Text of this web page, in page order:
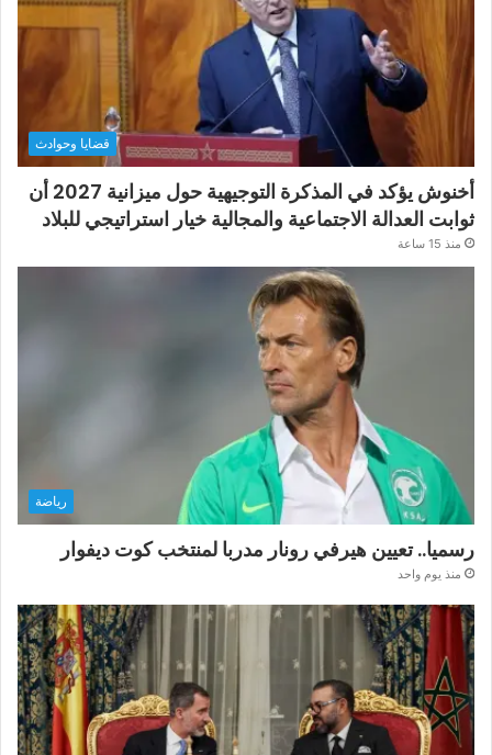
قضايا وحوادث
أخنوش يؤكد في المذكرة التوجيهية حول ميزانية 2027 أن
ثوابت العدالة الاجتماعية والمجالية خيار استراتيجي للبلاد
منذ 15 ساعة
رياضة
رسميا.. تعيين هيرفي رونار مدربا لمنتخب كوت ديفوار
منذ يوم واحد